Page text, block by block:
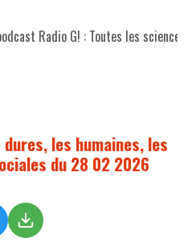
Radio G! : Toutes les
les humaines, les
du 28 02 2026